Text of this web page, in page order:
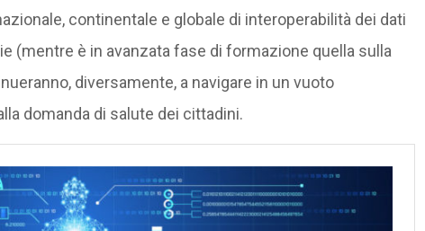
continentale e globale di interoperabilità dei dati
(mentre è in avanzata fase di formazione quella sulla
diversamente, a navigare in un vuoto
domanda di salute dei cittadini.